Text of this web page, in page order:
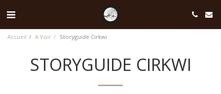
Accueil A Voir Storyguide Cirkwi
STORYGUIDE CIRKWI